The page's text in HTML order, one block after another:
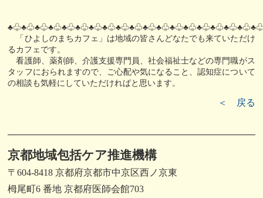
「ひよしのまちカフェ」は地域の皆さんどなたでも来ていただけ
るカフェです。
看護師、薬剤師、介護支援専門員、社会福祉士などの専門職がス
タッフにおられますので、ご心配や気になること、認知症について
の相談も気軽にしていただければと思います。
＜ 戻る
京都地域包括ケア推進機構
〒604-8418 京都府京都市中京区西ノ京東
栂尾町6 番地 京都府医師会館703